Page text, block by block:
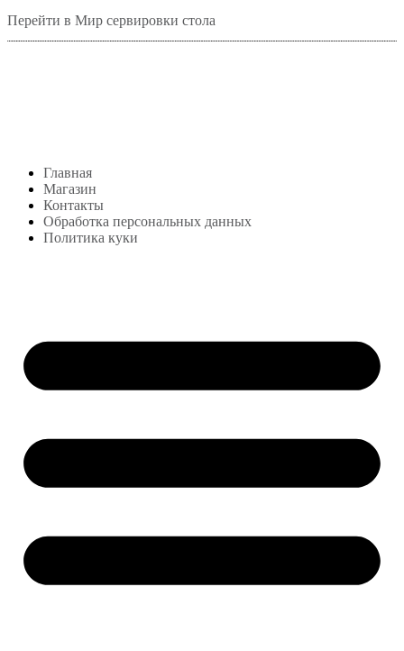
Перейти в Мир сервировки стола
Главная
Магазин
Контакты
Обработка персональных данных
Политика куки